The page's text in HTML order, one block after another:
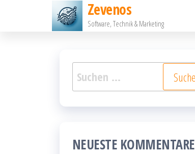
Zevenos
Software, Technik & Marketing
Suchen
nach:
NEUESTE KOMMENTARE